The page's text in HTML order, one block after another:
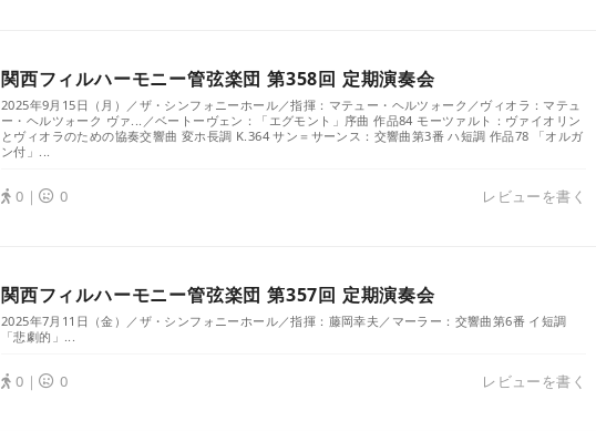
関西フィルハーモニー管弦楽団 第358回 定期演奏会
2025年9月15日（月）／ザ・シンフォニーホール／指揮：マテュー・ヘルツォーク／ヴィオラ：マテュ
ー・ヘルツォーク ヴァ...／ベートーヴェン：「エグモント」序曲 作品84 モーツァルト：ヴァイオリン
とヴィオラのための協奏交響曲 変ホ長調 K.364 サン＝サーンス：交響曲第3番 ハ短調 作品78 「オルガ
ン付」...
0｜ 0 レビューを書く
関西フィルハーモニー管弦楽団 第357回 定期演奏会
2025年7月11日（金）／ザ・シンフォニーホール／指揮：藤岡幸夫／マーラー：交響曲第6番 イ短調
「悲劇的」...
0｜ 0 レビューを書く